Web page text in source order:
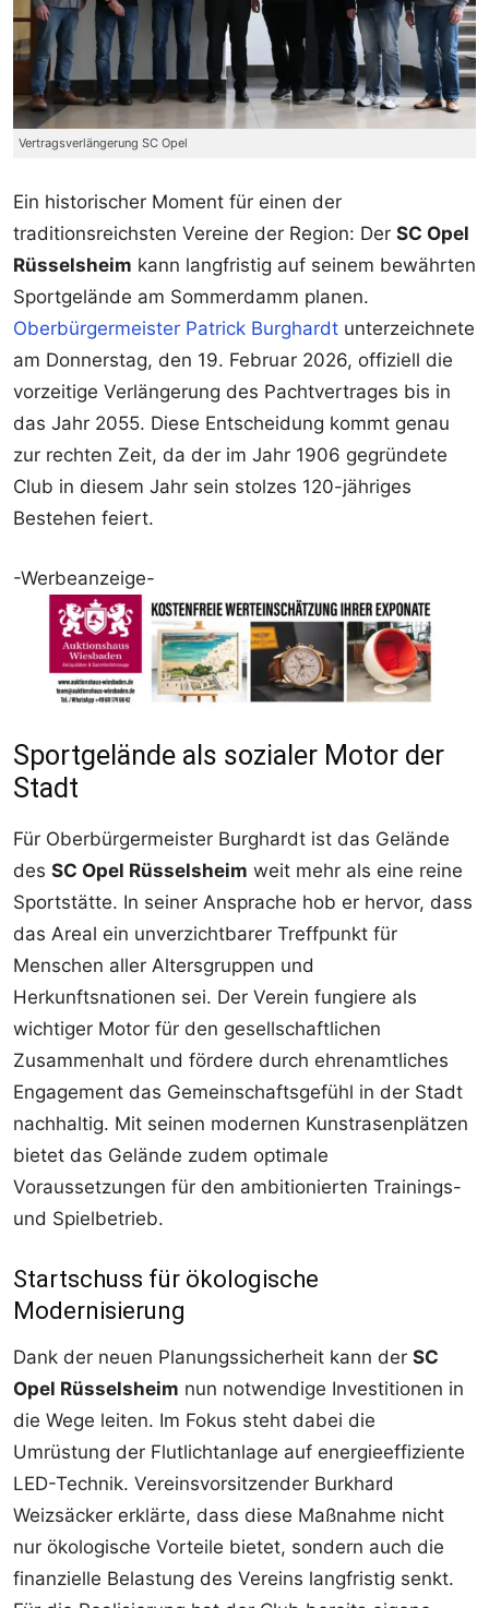
Vertragsverlängerung SC Opel
Ein historischer Moment für einen der
traditionsreichsten Vereine der Region: Der SC Opel
Rüsselsheim kann langfristig auf seinem bewährten
Sportgelände am Sommerdamm planen.
Oberbürgermeister Patrick Burghardt unterzeichnete
am Donnerstag, den 19. Februar 2026, offiziell die
vorzeitige Verlängerung des Pachtvertrages bis in
das Jahr 2055. Diese Entscheidung kommt genau
zur rechten Zeit, da der im Jahr 1906 gegründete
Club in diesem Jahr sein stolzes 120-jähriges
Bestehen feiert.
-Werbeanzeige-
Sportgelände als sozialer Motor der
Stadt
Für Oberbürgermeister Burghardt ist das Gelände
des SC Opel Rüsselsheim weit mehr als eine reine
Sportstätte. In seiner Ansprache hob er hervor, dass
das Areal ein unverzichtbarer Treffpunkt für
Menschen aller Altersgruppen und
Herkunftsnationen sei. Der Verein fungiere als
wichtiger Motor für den gesellschaftlichen
Zusammenhalt und fördere durch ehrenamtliches
Engagement das Gemeinschaftsgefühl in der Stadt
nachhaltig. Mit seinen modernen Kunstrasenplätzen
bietet das Gelände zudem optimale
Voraussetzungen für den ambitionierten Trainings-
und Spielbetrieb.
Startschuss für ökologische
Modernisierung
Dank der neuen Planungssicherheit kann der SC
Opel Rüsselsheim nun notwendige Investitionen in
die Wege leiten. Im Fokus steht dabei die
Umrüstung der Flutlichtanlage auf energieeffiziente
LED-Technik. Vereinsvorsitzender Burkhard
Weizsäcker erklärte, dass diese Maßnahme nicht
nur ökologische Vorteile bietet, sondern auch die
finanzielle Belastung des Vereins langfristig senkt.